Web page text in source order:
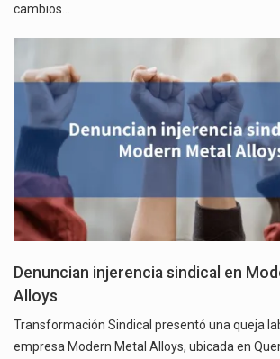
cambios…
Denuncian injerencia sindical en
Alloys
Transformación Sindical presentó una queja
empresa Modern Metal Alloys, ubicada en